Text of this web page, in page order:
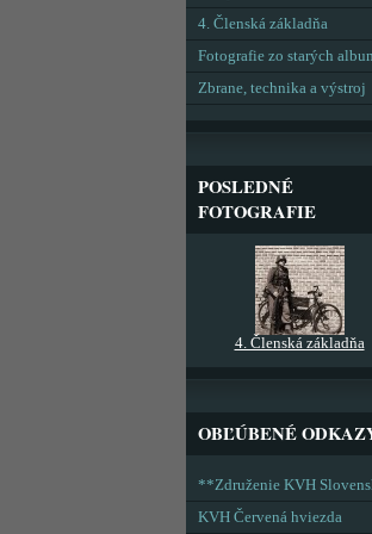
4. Členská základňa
Fotografie zo starých
Zbrane, technika a výstroj
POSLEDNÉ
FOTOGRAFIE
4. Členská základňa
OBĽÚBENÉ
**Združenie KVH
KVH Červená hviezda